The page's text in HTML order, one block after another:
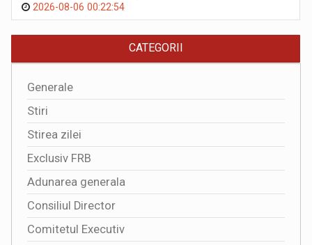
2026-08-06 00:22:54
CATEGORII
Generale
Stiri
Stirea zilei
Exclusiv FRB
Adunarea generala
Consiliul Director
Comitetul Executiv